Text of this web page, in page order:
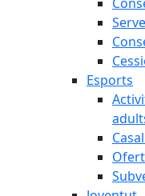
Esports